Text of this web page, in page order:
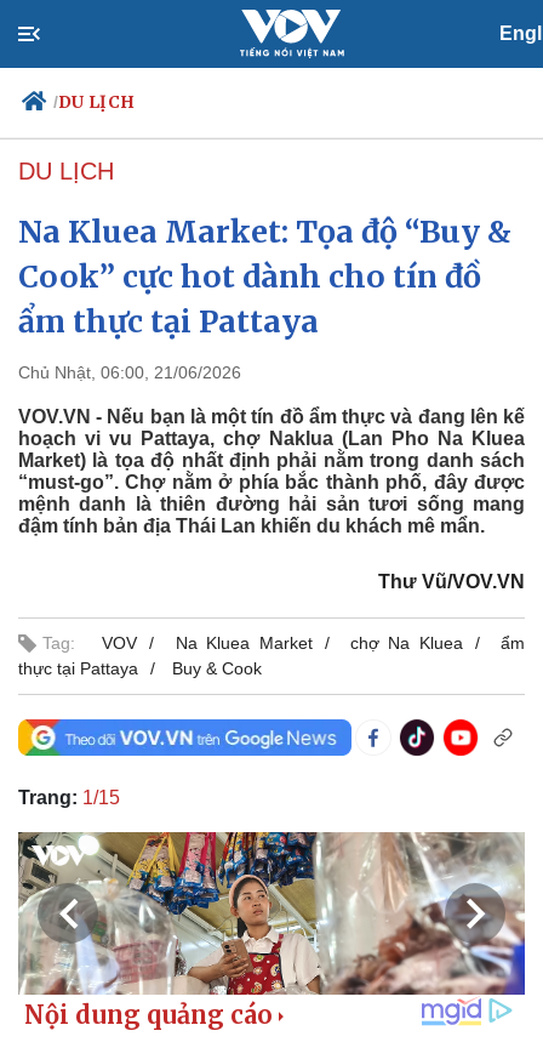
/DU LỊCH
Chính trị
Tổ chức nhân sự
Quốc hội
Nhận diện sự thật
Xã hội
Tin 24h
Dự báo thời tiết
Dấu ấn VOV
Thế giới
Quan sát
Cuộc sống đó đây
Hồ sơ
Multimedia
Video
Ảnh
E-Magazine
Infographic
DU LỊCH
Na Kluea Market: Tọa độ “Buy &
Cook” cực hot dành cho tín đồ
ẩm thực tại Pattaya
Chủ Nhật, 06:00, 21/06/2026
VOV.VN - Nếu bạn là một tín đồ ẩm thực và đang lên kế
hoạch vi vu Pattaya, chợ Naklua (Lan Pho Na Kluea
Market) là tọa độ nhất định phải nằm trong danh sách
“must-go”. Chợ nằm ở phía bắc thành phố, đây được
mệnh danh là thiên đường hải sản tươi sống mang
đậm tính bản địa Thái Lan khiến du khách mê mẩn.
Thư Vũ/VOV.VN
Tag: VOV Na Kluea Market chợ Na Kluea
ẩm
thực tại Pattaya
Buy & Cook
Trang: 1/15